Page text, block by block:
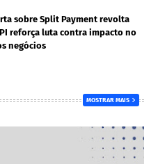
sobre Split Payment revolta
reforça luta contra impacto no
negócios
MOSTRAR MAIS